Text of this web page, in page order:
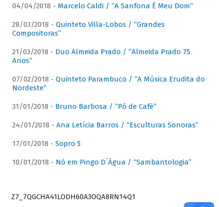
04/04/2018 - Marcelo Caldi / “A Sanfona É Meu Dom”
28/03/2018 - Quinteto Villa-Lobos / “Grandes
Compositoras”
21/03/2018 - Duo Almeida Prado / “Almeida Prado 75
Anos”
07/02/2018 - Quinteto Parambuco / “A Música Erudita do
Nordeste”
31/01/2018 - Bruno Barbosa / “Pó de Café”
24/01/2018 - Ana Letícia Barros / “Esculturas Sonoras”
17/01/2018 - Sopro 5
10/01/2018 - Nó em Pingo D´Água / “Sambantologia”
Z7_7QGCHA41LODH60A3OQA8RN14Q1